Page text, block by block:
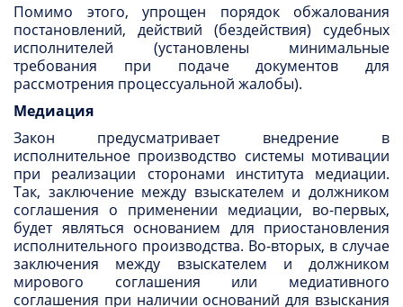
Помимо этого, упрощен порядок обжалования
постановлений, действий (бездействия) судебных
исполнителей (установлены минимальные
требования при подаче документов для
рассмотрения процессуальной жалобы).
Медиация
Закон предусматривает внедрение в
исполнительное производство системы мотивации
при реализации сторонами института медиации.
Так, заключение между взыскателем и должником
соглашения о применении медиации, во-первых,
будет являться основанием для приостановления
исполнительного производства. Во-вторых, в случае
заключения между взыскателем и должником
мирового соглашения или медиативного
соглашения при наличии оснований для взыскания